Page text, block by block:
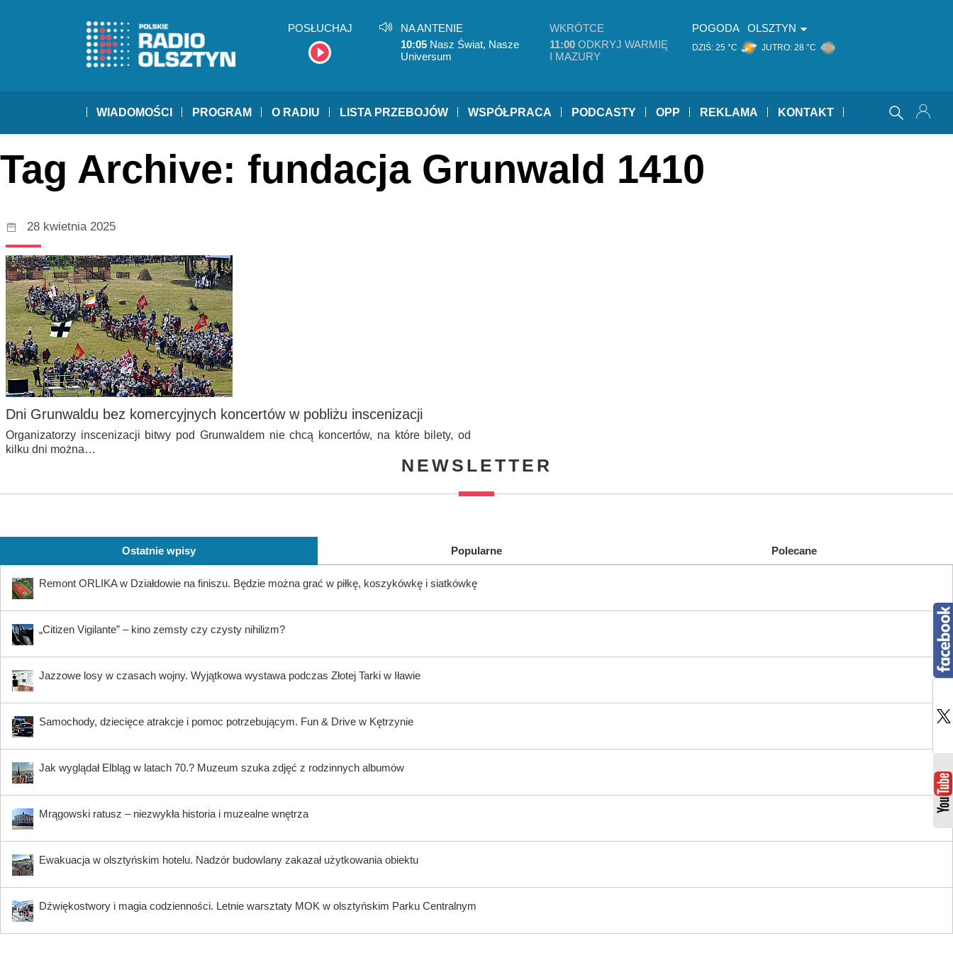
POSŁUCHAJ
NA ANTENIE
10:05 Nasz Świat, Nasze
Universum
WKRÓTCE
11:00 ODKRYJ WARMIĘ
I MAZURY
POGODA OLSZTYN
DZIŚ: 25 °C JUTRO: 28 °C
WIADOMOŚCI PROGRAM O RADIU LISTA PRZEBOJÓW WSPÓŁPRACA PODCASTY OPP REKLAMA KONTAKT
Tag Archive: fundacja Grunwald 1410
28 kwietnia 2025
Dni Grunwaldu bez komercyjnych koncertów w pobliżu inscenizacji
Organizatorzy inscenizacji bitwy pod Grunwaldem nie chcą koncertów, na które bilety, od
kilku dni można…
NEWSLETTER
Ostatnie wpisy Popularne Polecane
Remont ORLIKA w Działdowie na finiszu. Będzie można grać w piłkę, koszykówkę i siatkówkę
„Citizen Vigilante” – kino zemsty czy czysty nihilizm?
Jazzowe losy w czasach wojny. Wyjątkowa wystawa podczas Złotej Tarki w Iławie
Samochody, dziecięce atrakcje i pomoc potrzebującym. Fun & Drive w Kętrzynie
Jak wyglądał Elbląg w latach 70.? Muzeum szuka zdjęć z rodzinnych albumów
Mrągowski ratusz – niezwykła historia i muzealne wnętrza
Ewakuacja w olsztyńskim hotelu. Nadzór budowlany zakazał użytkowania obiektu
Dźwiękostwory i magia codzienności. Letnie warsztaty MOK w olsztyńskim Parku Centralnym